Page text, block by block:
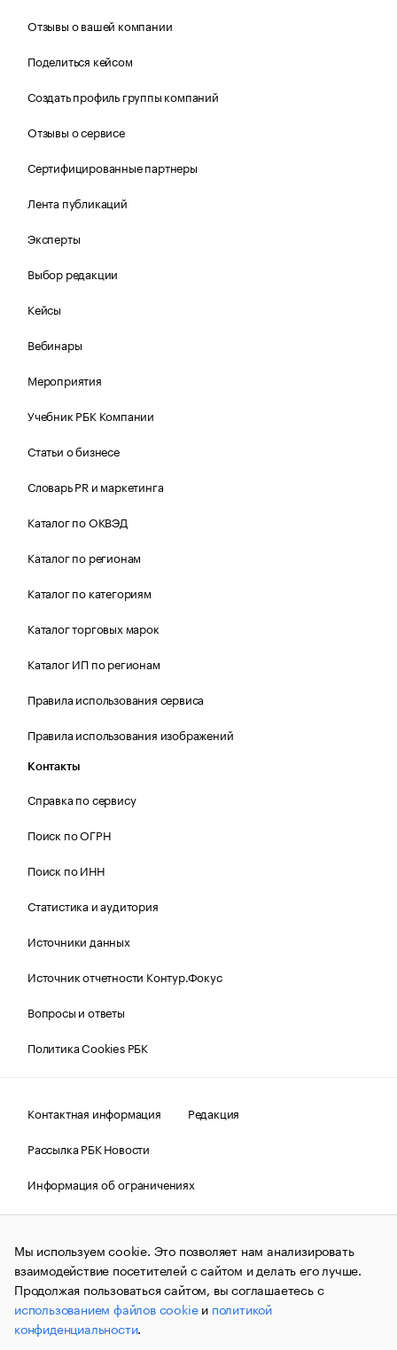
Отзывы о вашей компании
Поделиться кейсом
Создать профиль группы компаний
Отзывы о сервисе
Сертифицированные партнеры
Лента публикаций
Эксперты
Выбор редакции
Кейсы
Вебинары
Мероприятия
Учебник РБК Компании
Статьи о бизнесе
Словарь PR и маркетинга
Каталог по ОКВЭД
Каталог по регионам
Каталог по категориям
Каталог торговых марок
Каталог ИП по регионам
Правила использования сервиса
Правила использования изображений
Контакты
Справка по сервису
Поиск по ОГРН
Поиск по ИНН
Статистика и аудитория
Источники данных
Источник отчетности Контур.Фокус
Вопросы и ответы
Политика Cookies РБК
Контактная информация
Редакция
Рассылка РБК Новости
Информация об ограничениях
Правовая информация
О соблюдении авторских прав
© АО «РОСБИЗНЕСКОНСАЛТИНГ»,1995–2026.Сообщения
и материалы информационного агентства «РБК»
(зарегистрировано Федеральной службой по надзору в сфере
связи, информационных технологий и массовых
коммуникаций (Роскомнадзор) 09.12.2015 за номером ИА
№ФС77-63848) сопровождаются пометкой «РБК». Отдельные
публикации могут содержать информацию,
Мы используем cookie. Это позволяет нам анализировать
взаимодействие посетителей с сайтом и делать его лучше.
Продолжая пользоваться сайтом, вы соглашаетесь с
использованием файлов cookieи политикой
конфиденциальности.